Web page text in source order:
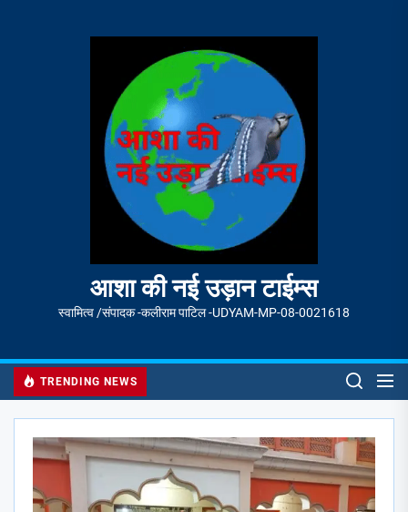
आशा की नई उड़ान टाईम्स
स्वामित्व /संपादक -कलीराम पाटिल -UDYAM-MP-08-0021618
TRENDING NEWS